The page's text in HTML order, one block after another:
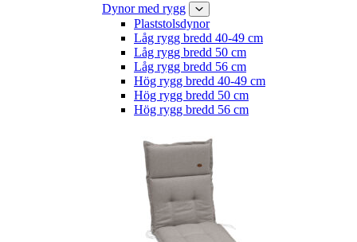
Dynor med rygg
Plaststolsdynor
Låg rygg bredd 40-49 cm
Låg rygg bredd 50 cm
Låg rygg bredd 56 cm
Hög rygg bredd 40-49 cm
Hög rygg bredd 50 cm
Hög rygg bredd 56 cm